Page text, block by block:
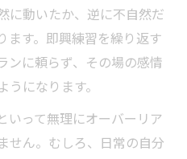
に動いたか、逆に不自然だ
ます。即興練習を繰り返す
ンに頼らず、その場の感情
になります。
いって無理にオーバーリア
せん。むしろ、日常の自分